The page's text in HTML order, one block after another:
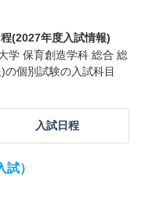
(2027年度入試情報)
学 保育創造学科 総合 総
個別試験の入試科目
入試日程
）